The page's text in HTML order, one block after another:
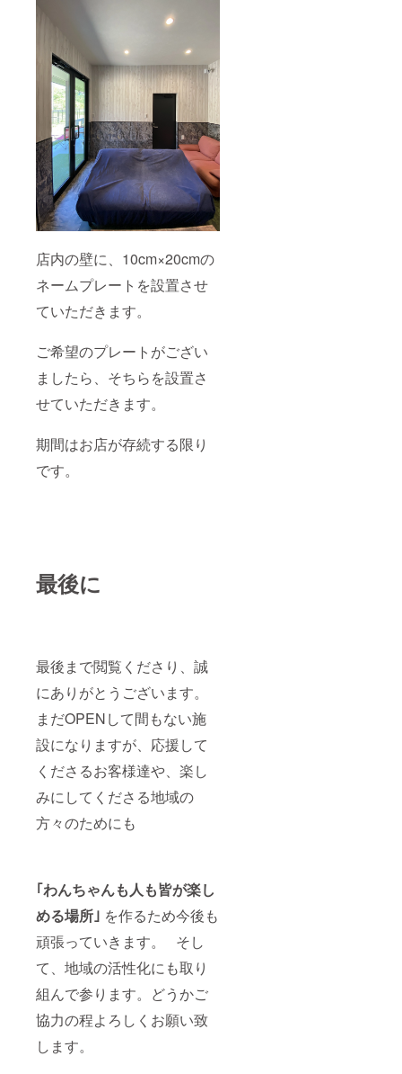
店内の壁に、10cm×20cmの
ネームプレートを設置させ
ていただきます。
ご希望のプレートがござい
ましたら、そちらを設置さ
せていただきます。
期間はお店が存続する限り
です。
最後に
最後まで閲覧くださり、誠
にありがとうございます。
まだOPENして間もない施
設になりますが、応援して
くださるお客様達や、楽し
みにしてくださる地域の
方々のためにも
｢わんちゃんも人も皆が楽し
める場所｣ を作るため今後も
頑張っていきます。 そし
て、地域の活性化にも取り
組んで参ります。どうかご
協力の程よろしくお願い致
します。